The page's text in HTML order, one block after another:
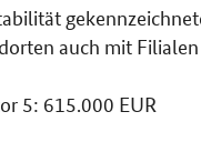
auch mit
5: 615.000 EUR